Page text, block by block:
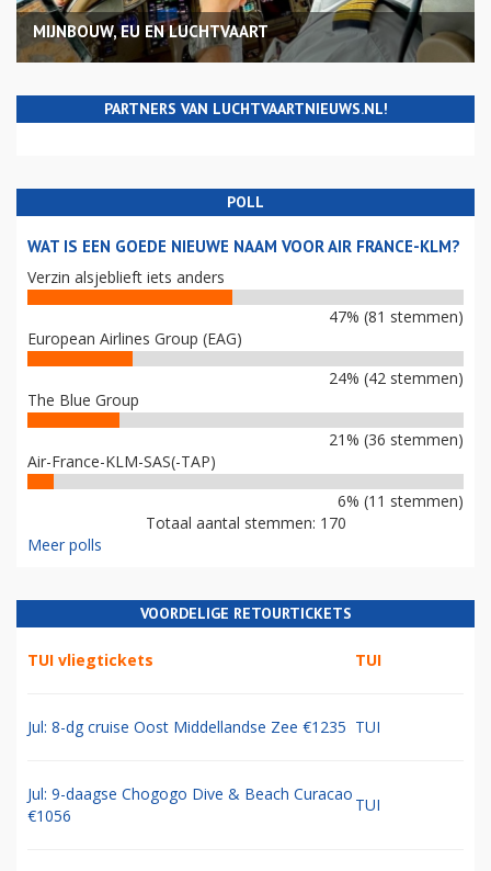
MIJNBOUW, EU EN LUCHTVAART
PARTNERS VAN LUCHTVAARTNIEUWS.NL!
POLL
WAT IS EEN GOEDE NIEUWE NAAM VOOR AIR FRANCE-KLM?
Verzin alsjeblieft iets anders
47% (81 stemmen)
European Airlines Group (EAG)
24% (42 stemmen)
The Blue Group
21% (36 stemmen)
Air-France-KLM-SAS(-TAP)
6% (11 stemmen)
Totaal aantal stemmen: 170
Meer polls
VOORDELIGE RETOURTICKETS
TUI vliegtickets TUI
Jul: 8-dg cruise Oost Middellandse Zee €1235 TUI
Jul: 9-daagse Chogogo Dive & Beach Curacao
€1056
TUI